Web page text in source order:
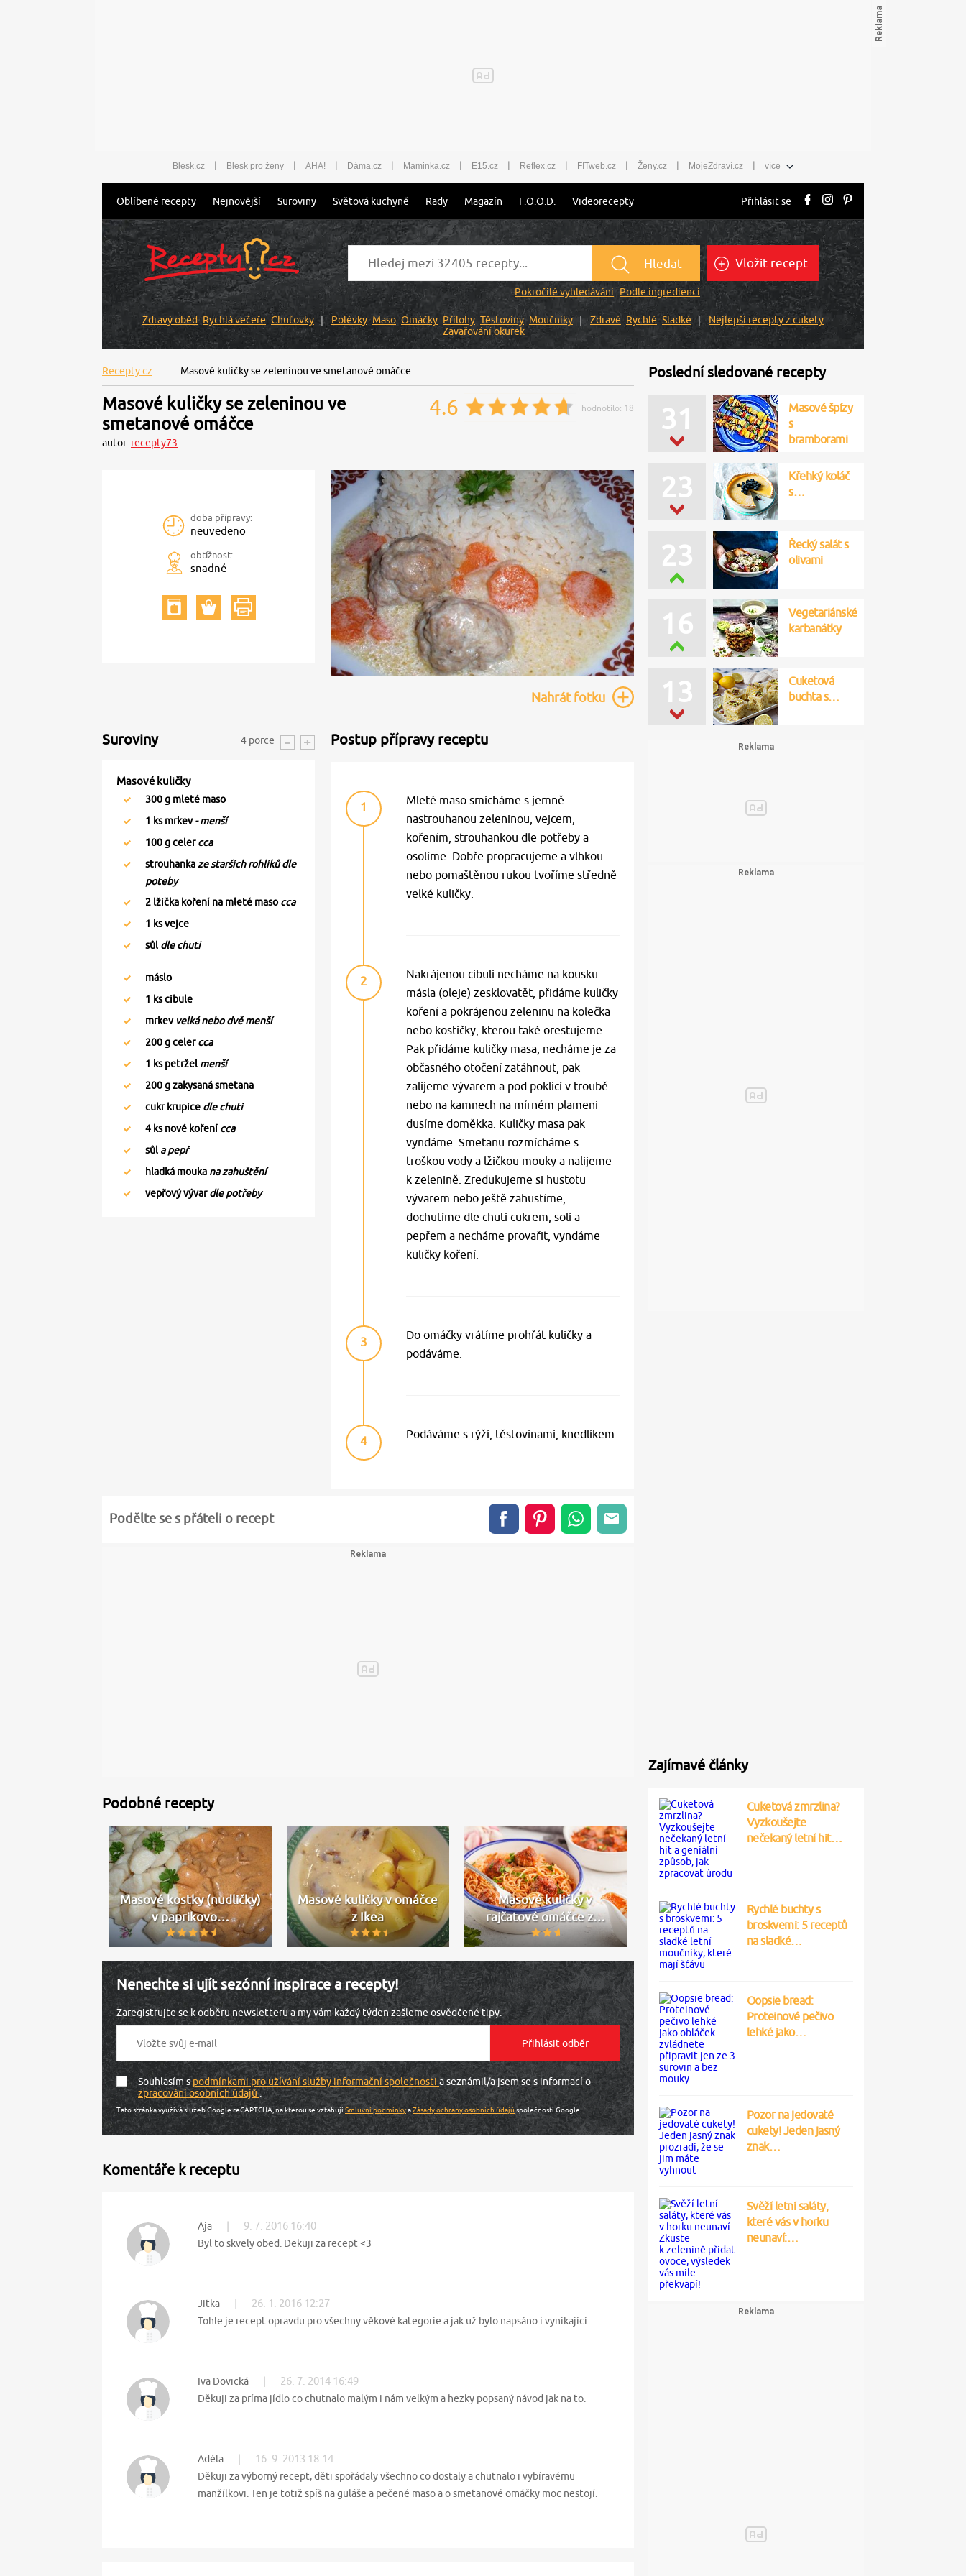
Blesk.cz | Blesk pro ženy | AHA! | Dáma.cz | Maminka.cz | E15.cz | Reflex.cz | FITweb.cz | Ženy.cz | MojeZdraví.cz | více
Oblíbené recepty Nejnovější Suroviny Světová kuchyně Rady Magazín F.O.O.D. Videorecepty Přihlásit se
Hledat
Pokročilé vyhledávání Podle ingrediencí
Vložit recept
Zdravý oběd Rychlá večeře Chuťovky Polévky Maso Omáčky Přílohy Těstoviny Moučníky Zdravé Rychlé Sladké
Nejlepší recepty z cukety
Zavařování okurek
Recepty.cz Masové kuličky se zeleninou ve smetanové omáčce
Masové kuličky se zeleninou ve
smetanové omáčce
autor: recepty73
4.6 hodnotilo: 18
doba přípravy:
neuvedeno
obtížnost:
snadné
Nahrátfotku
Suroviny 4 porce
Masové kuličky
300g mleté maso
1 ks mrkev- menší
100g celercca
strouhankaze starších rohlíků dle
poteby
2 lžička koření na mleté maso cca
1 ks vejce
sůl dle chuti
máslo
1 ks cibule
mrkev velká nebo dvě menší
200g celercca
1 ks petržel menší
200g zakysaná smetana
cukr krupice dle chuti
4 ks nové koření cca
sůl a pepř
hladká mouka na zahuštění
vepřový vývardle potřeby
Postup přípravy receptu
1
Mleté maso smícháme s jemně
nastrouhanou zeleninou, vejcem,
kořením, strouhankou dle potřeby a
osolíme. Dobře propracujeme a vlhkou
nebo pomaštěnou rukou tvoříme středně
velké kuličky.
2
Nakrájenou cibuli necháme na kousku
másla (oleje) zesklovatět, přidáme kuličky
koření a pokrájenou zeleninu na kolečka
nebo kostičky, kterou také orestujeme.
Pak přidáme kuličky masa, necháme je za
občasného otočení zatáhnout, pak
zalijeme vývarem a pod poklicí v troubě
nebo na kamnech na mírném plameni
dusíme doměkka. Kuličky masa pak
vyndáme. Smetanu rozmícháme s
troškou vody a lžičkou mouky a nalijeme
k zelenině. Zredukujeme si hustotu
vývarem nebo ještě zahustíme,
dochutíme dle chuti cukrem, solí a
pepřem a necháme provařit, vyndáme
kuličky koření.
3
Do omáčky vrátíme prohřát kuličky a
podáváme.
4 Podáváme s rýží, těstovinami, knedlíkem.
Podělte se s přáteli o recept
Podobné recepty
Masové kostky (nudličky)
v paprikovo…
Masové kuličky v omáčce
z Ikea
Masové kuličky v
rajčatové omáčce z…
Nenechte si ujít sezónní inspirace a recepty!
Zaregistrujte se k odběru newsletteru a my vám každý týden zašleme osvědčené tipy.
Souhlasím spodmínkami pro užívání služby informační společnosti a seznámil/a jsem se s informací o
zpracování osobních údajů.
Tato stránka využívá služeb Google reCAPTCHA, na kterou se vztahujíSmluvní podmínkyaZásady ochrany osobních údajůspolečnosti Google.
Komentáře k receptu
Aja 9. 7. 2016 16:40
Byl to skvely obed. Dekuji za recept <3
Jitka 26. 1. 2016 12:27
Tohle je recept opravdu pro všechny věkové kategorie a jak už bylo napsáno i vynikající.
Iva Dovická 26. 7. 2014 16:49
Děkuji za príma jídlo co chutnalo malým i nám velkým a hezky popsaný návod jak na to.
Adéla 16. 9. 2013 18:14
Děkuji za výborný recept, děti spořádaly všechno co dostaly a chutnalo i vybíravému
manžílkovi. Ten je totiž spíš na guláše a pečené maso a o smetanové omáčky moc nestojí.
Poslední sledované recepty
31
Masové špízy
s
bramborami
23
Křehký koláč
s…
23
Řecký salát s
olivami
16
Vegetariánské
karbanátky
13
Cuketová
buchta s…
Zajímavé články
Cuketová zmrzlina?
Vyzkoušejte
nečekaný letní hit…
Rychlé buchty s
broskvemi: 5 receptů
na sladké…
Oopsie bread:
Proteinové pečivo
lehké jako…
Pozor na jedovaté
cukety! Jeden jasný
znak…
Svěží letní saláty,
které vás v horku
neunaví:…